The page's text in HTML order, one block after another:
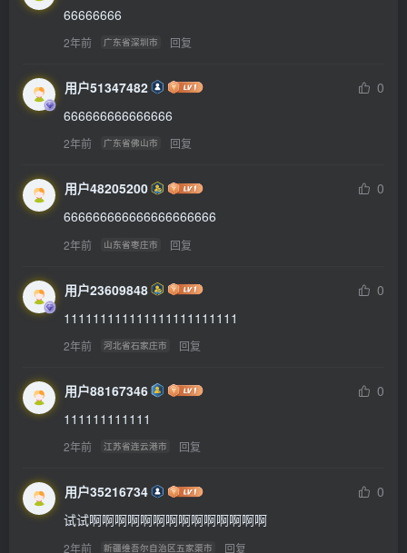
66666666
2年前 广东省深圳市 回复
用户51347482
0
666666666666666
2年前 广东省佛山市 回复
用户48205200
0
666666666666666666666
2年前 山东省枣庄市 回复
用户23609848
0
111111111111111111111111
2年前 河北省石家庄市 回复
用户88167346
0
111111111111
2年前 江苏省连云港市 回复
用户35216734
0
试试啊啊啊啊啊啊啊啊啊啊啊啊啊啊
2年前 新疆维吾尔自治区五家渠市 回复